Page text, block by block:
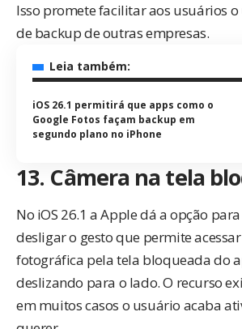
Isso promete facilitar aos usuários o
de backup de outras empresas.
Leia também:
iOS 26.1 permitirá que apps como o
Google Fotos façam backup em
segundo plano no iPhone
13. Câmera na tela
No iOS 26.1 a Apple dá a opção
desligar o gesto que permite
fotográfica pela tela bloqueada do
deslizando para o lado. O recurso
em muitos casos o usuário acaba